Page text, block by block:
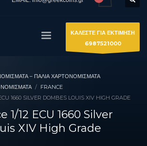
ΚΑΛΕΣΤΕ ΓΙΑ ΕΚΤΙΜΗΣΗ
6987521000
– ΠΑΛΙΆ ΧΑΡΤΟΝΟΜΊΣΜΑΤΑ
FRANCE
1660 SILVER DOMBES LOUIS XIV HIGH GRADE
1/12 ECU 1660 Silver
XIV High Grade